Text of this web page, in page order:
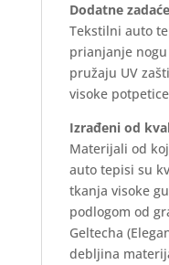
Dodatne zadaće
Tekstilni auto
prianjanje
pružaju UV
visoke
Izrađeni od
Materijali od
auto tepisi su
tkanja visoke
podlogom od
Geltecha
debljina